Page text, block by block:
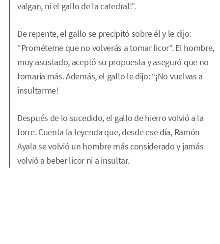
valgan, ni el gallo de la catedral!”.
De repente, el gallo se precipitó sobre él y le dijo:
“Prométeme que no volverás a tomar licor”. El hombre,
muy asustado, aceptó su propuesta y aseguró que no
tomaría más. Además, el gallo le dijo: “¡No vuelvas a
insultarme!
Después de lo sucedido, el gallo de hierro volvió a la
torre. Cuenta la leyenda que, desde ese día, Ramón
Ayala se volvió un hombre más considerado y jamás
volvió a beber licor ni a insultar.